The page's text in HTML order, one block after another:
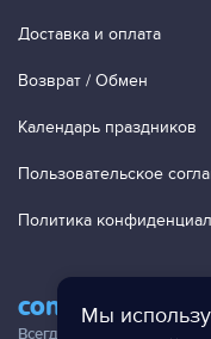
Мы
contact@ac-
Всегда отвечаем на ваши
Доставка и оплата
Возврат / Обмен
Календарь праздников
Пользовательское
Политика